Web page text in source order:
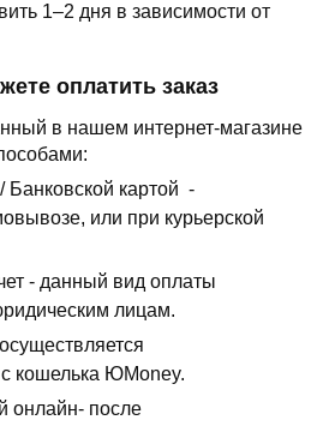
1–2 дня в зависимости от
оплатить заказ
в нашем интернет-магазине
Банковской картой -
или при курьерской
- данный вид оплаты
лицам.
кошелька ЮMoney.
онлайн- после